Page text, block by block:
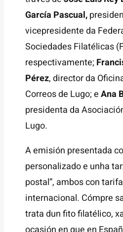
García Pascual,
vicepresidente da
Sociedades Filatélicas
respectivamente;
Pérez, director da
Correos de Lugo; eAna
presidenta da
Lugo.
A emisión presentada
personalizado e unha
postal”, ambos con
internacional. Cómpre
trata dun fito filatélico,